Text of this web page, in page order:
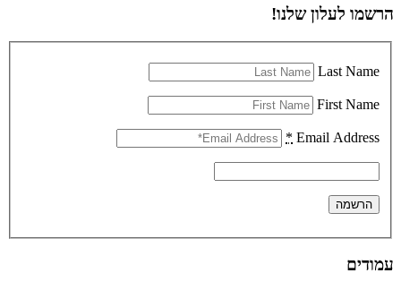
הרשמו לעלון שלנו!
Last Name
First Name
Email Address
*
עמודים